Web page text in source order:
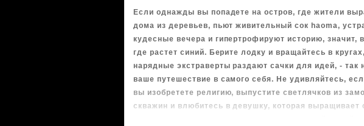
Если однажды вы попадете на остров, где жители
дома из деревьев, пьют живительный сок haoma,
кудесные вечера и гипертрофируют историю, значит,
где растет синий. Берите лодку и вращайтесь в
нарядные экстраверты раздают сачки для идей, - так
ваше путешествие в самого себя. Не удивляйтесь,
вы изобретете религию, выпустите светлячков из
скважин и влюбитесь в девушку, которая выращивает